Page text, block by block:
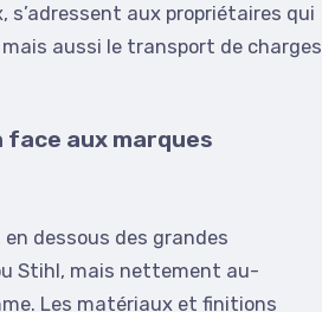
aux propriétaires qui
aussi le transport de charges
aux marques
dessous des grandes
Stihl, mais nettement au-
Les matériaux et finitions